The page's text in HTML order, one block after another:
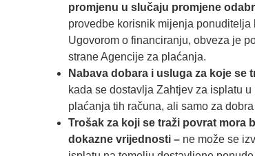
promjenu u slučaju promjene
provedbe korisnik mijenja
Ugovorom o financiranju, obveza je
strane Agencije za plaćanja.
Nabava dobara i usluga za koje se
kada se dostavlja Zahtjev za isplatu
plaćanja tih računa, ali samo za
Trošak za koji se traži povrat mora
dokazne vrijednosti – ne može se